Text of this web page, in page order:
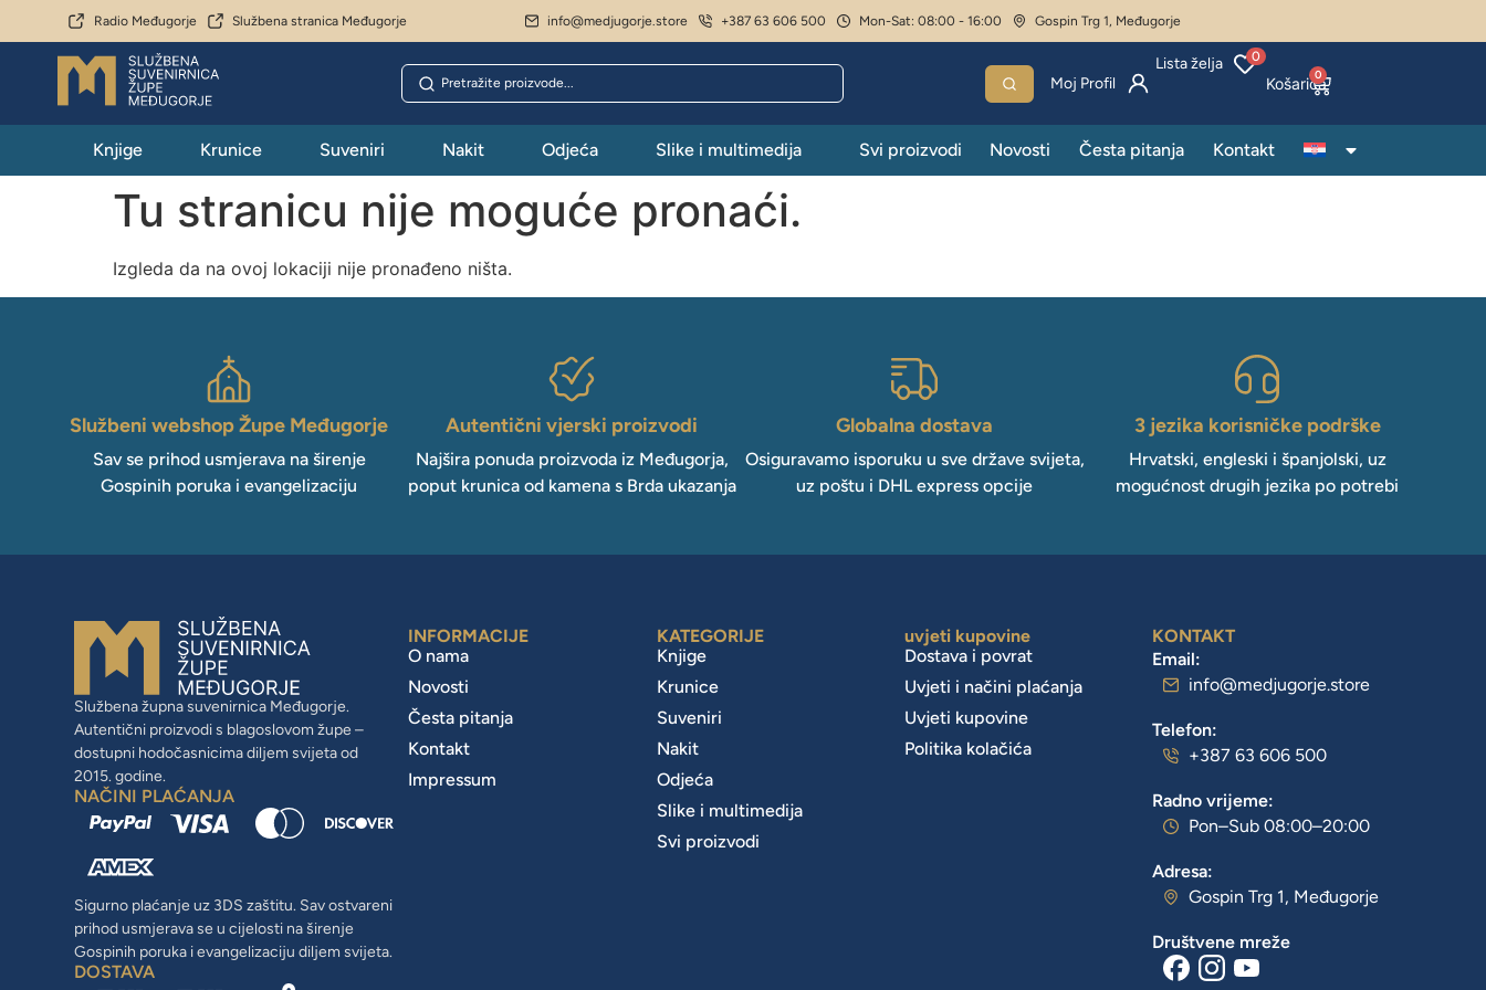
Radio Međugorje Službena stranica Međugorje info@medjugorje.store +387 63 606 500 Mon-Sat: 08:00 - 16:00 Gospin Trg 1, Međugorje
Lista želja 0
Moj Profil 0
Knjige Krunice Suveniri Nakit Odjeća Slike i multimedija Svi proizvodi Novosti Česta pitanja Kontakt
Tu stranicu nije moguće pronaći.
Izgleda da na ovoj lokaciji nije pronađeno ništa.
Službeni webshop Župe Međugorje
Sav se prihod usmjerava na širenje
Gospinih poruka i evangelizaciju
Autentični vjerski proizvodi
Najšira ponuda proizvoda iz Međugorja,
poput krunica od kamena s Brda ukazanja
Globalna dostava
Osiguravamo isporuku u sve države svijeta,
uz poštu i DHL express opcije
3 jezika korisničke podrške
Hrvatski, engleski i španjolski, uz
mogućnost drugih jezika po potrebi
Službena župna suvenirnica Međugorje.
Autentični proizvodi s blagoslovom župe –
dostupni hodočasnicima diljem svijeta od
2015. godine.
NAČINI PLAĆANJA
Sigurno plaćanje uz 3DS zaštitu. Sav ostvareni
prihod usmjerava se u cijelosti na širenje
Gospinih poruka i evangelizaciju diljem svijeta.
DOSTAVA
INFORMACIJE
O nama
Novosti
Česta pitanja
Kontakt
Impressum
KATEGORIJE
Knjige
Krunice
Suveniri
Nakit
Odjeća
Slike i multimedija
Svi proizvodi
uvjeti kupovine
Dostava i povrat
Uvjeti i načini plaćanja
Uvjeti kupovine
Politika kolačića
KONTAKT
Email:
info@medjugorje.store
Telefon:
+387 63 606 500
Radno vrijeme:
Pon–Sub 08:00–20:00
Adresa:
Gospin Trg 1, Međugorje
Društvene mreže